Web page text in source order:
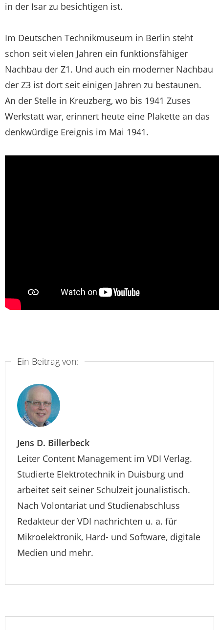
in der Isar zu besichtigen ist.
Im Deutschen Technikmuseum in Berlin steht
schon seit vielen Jahren ein funktionsfähiger
Nachbau der Z1. Und auch ein moderner Nachbau
der Z3 ist dort seit einigen Jahren zu bestaunen.
An der Stelle in Kreuzberg, wo bis 1941 Zuses
Werkstatt war, erinnert heute eine Plakette an das
denkwürdige Ereignis im Mai 1941.
Ein Beitrag von:
Jens D. Billerbeck
Leiter Content Management im VDI Verlag.
Studierte Elektrotechnik in Duisburg und
arbeitet seit seiner Schulzeit jounalistisch.
Nach Volontariat und Studienabschluss
Redakteur der VDI nachrichten u. a. für
Mikroelektronik, Hard- und Software, digitale
Medien und mehr.